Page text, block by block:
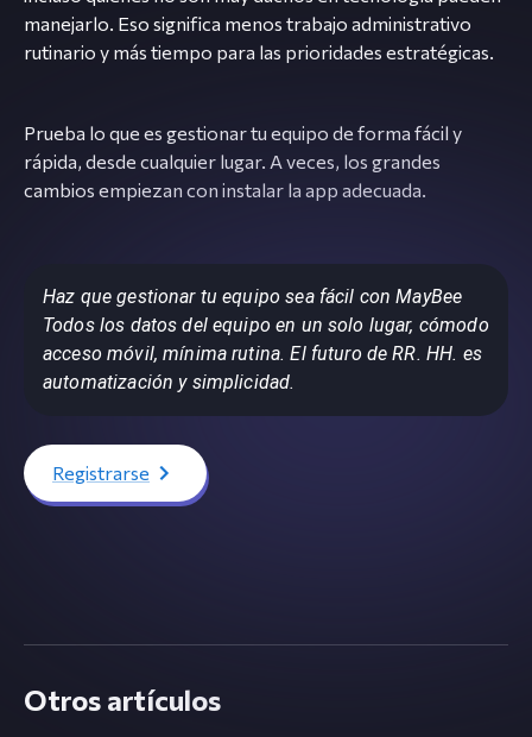
manejarlo. Eso significa menos trabajo administrativo
rutinario y más tiempo para las prioridades estratégicas.
Prueba lo que es gestionar tu equipo de forma fácil y
rápida, desde cualquier lugar. A veces, los grandes
cambios empiezan con instalar la app adecuada.
Haz que gestionar tu equipo sea fácil con MayBee
Todos los datos del equipo en un solo lugar, cómodo
acceso móvil, mínima rutina. El futuro de RR. HH. es
automatización y simplicidad.
Registrarse
Otros artículos